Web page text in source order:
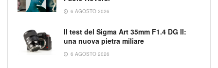
6 AGOSTO 2026
Il test del Sigma Art 35mm F1.4 DG II:
una nuova pietra miliare
6 AGOSTO 2026